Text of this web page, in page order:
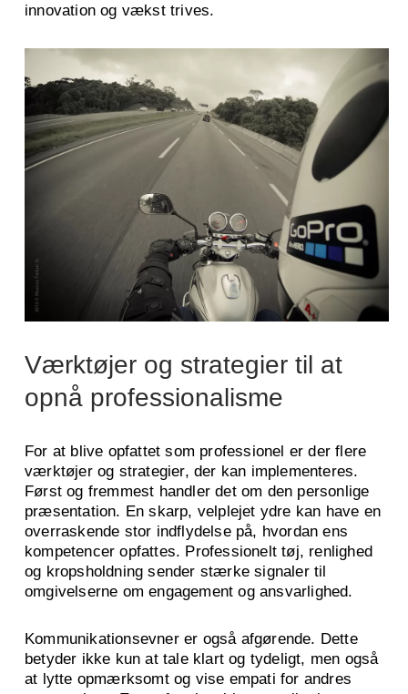
innovation og vækst trives.
Værktøjer og strategier til at
opnå professionalisme
For at blive opfattet som professionel er der flere
værktøjer og strategier, der kan implementeres.
Først og fremmest handler det om den personlige
præsentation. En skarp, velplejet ydre kan have en
overraskende stor indflydelse på, hvordan ens
kompetencer opfattes. Professionelt tøj, renlighed
og kropsholdning sender stærke signaler til
omgivelserne om engagement og ansvarlighed.
Kommunikationsevner er også afgørende. Dette
betyder ikke kun at tale klart og tydeligt, men også
at lytte opmærksomt og vise empati for andres